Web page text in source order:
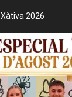
Xàtiva 2026